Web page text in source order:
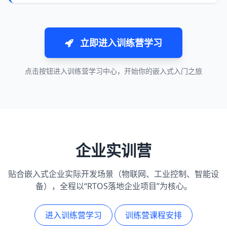
立即进入训练营学习
点击按钮进入训练营学习中心，开始你的嵌入式入门之旅
企业实训营
贴合嵌入式企业实际开发场景（物联网、工业控制、智能设
备），全程以“RTOS落地企业项目”为核心。
进入训练营学习 训练营课程安排